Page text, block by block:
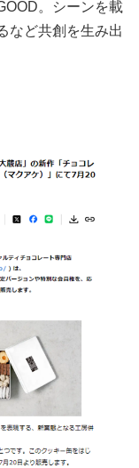
。シーンを載
など共創を生み出